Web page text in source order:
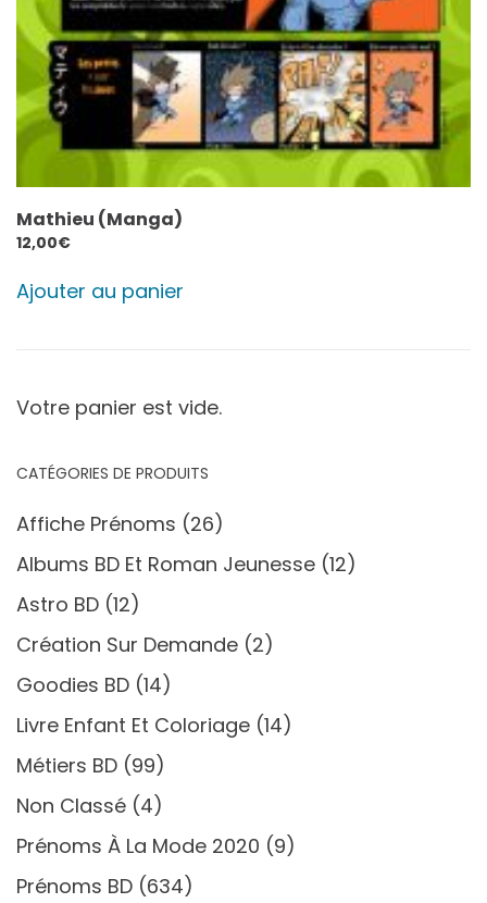
Mathieu (Manga)
12,00€
Ajouter au panier
Votre panier est vide.
CATÉGORIES DE PRODUITS
Affiche Prénoms (26)
Albums BD Et Roman Jeunesse (12)
Astro BD (12)
Création Sur Demande (2)
Goodies BD (14)
Livre Enfant Et Coloriage (14)
Métiers BD (99)
Non Classé (4)
Prénoms À La Mode 2020 (9)
Prénoms BD (634)